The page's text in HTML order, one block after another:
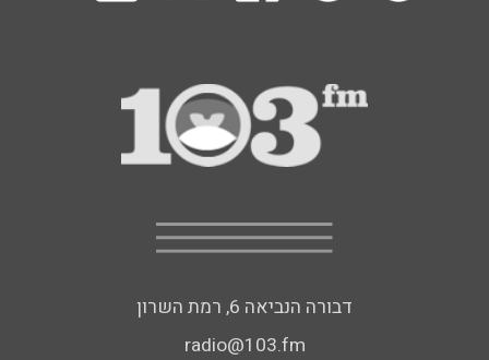
דבורה הנביאה 6, רמת השרון
radio@103.fm